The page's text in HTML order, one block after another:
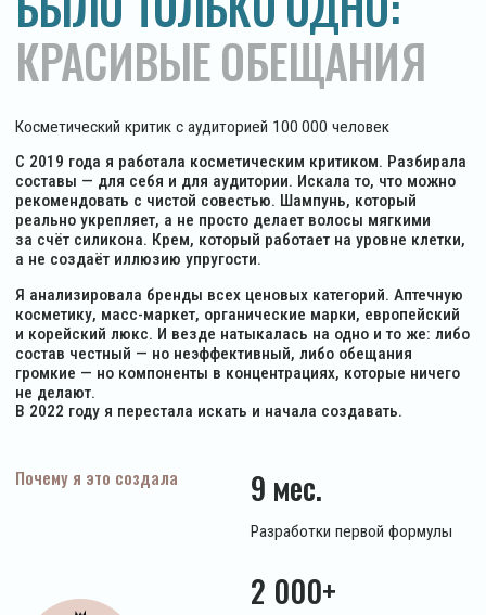
Мы не разбавляем формулу водой и обещаниями.
Каждый ингредиент — с обоснованием
МЫ НЕ ПИШЕМ «ЭКСТРАКТ
РОМАШКИ ДЛЯ МЯГКОСТИ»
МЫ ПИШЕМ:2% CO2-
ЭКСТРАКТ ЛАМИНАРИИ —
ВОССТАНАВЛИВАЕТ
И ОКРАШИВАНИЯ
Состав KEWO